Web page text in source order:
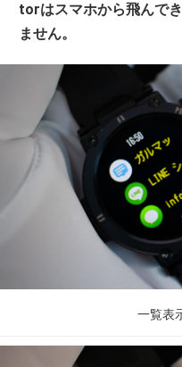
torはスマホから飛んで
ません。
一覧表